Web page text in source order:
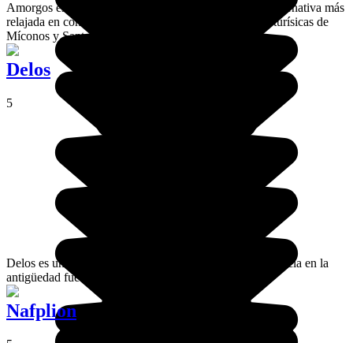
Amorgos es una magnífica isla de las Cícladas y una alternativa más
relajada en contraposición con las islas más festivas y turísicas de
Míconos y Santorini.
Delos
5
Delos es una diminuta isla en las Cícladas cuya importancia en la
antigüedad fue significativa.
Nafplion